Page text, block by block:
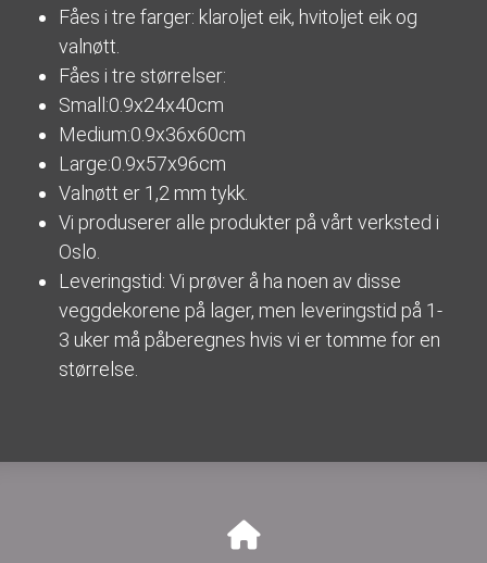
Fåes i tre farger: klaroljet eik, hvitoljet eik og
valnøtt.
Fåes i tre størrelser:
Small:0.9x24x40cm
Medium:0.9x36x60cm
Large:0.9x57x96cm
Valnøtt er 1,2 mm tykk.
Vi produserer alle produkter på vårt verksted i
Oslo.
Leveringstid: Vi prøver å ha noen av disse
veggdekorene på lager, men leveringstid på 1-
3 uker må påberegnes hvis vi er tomme for en
størrelse.